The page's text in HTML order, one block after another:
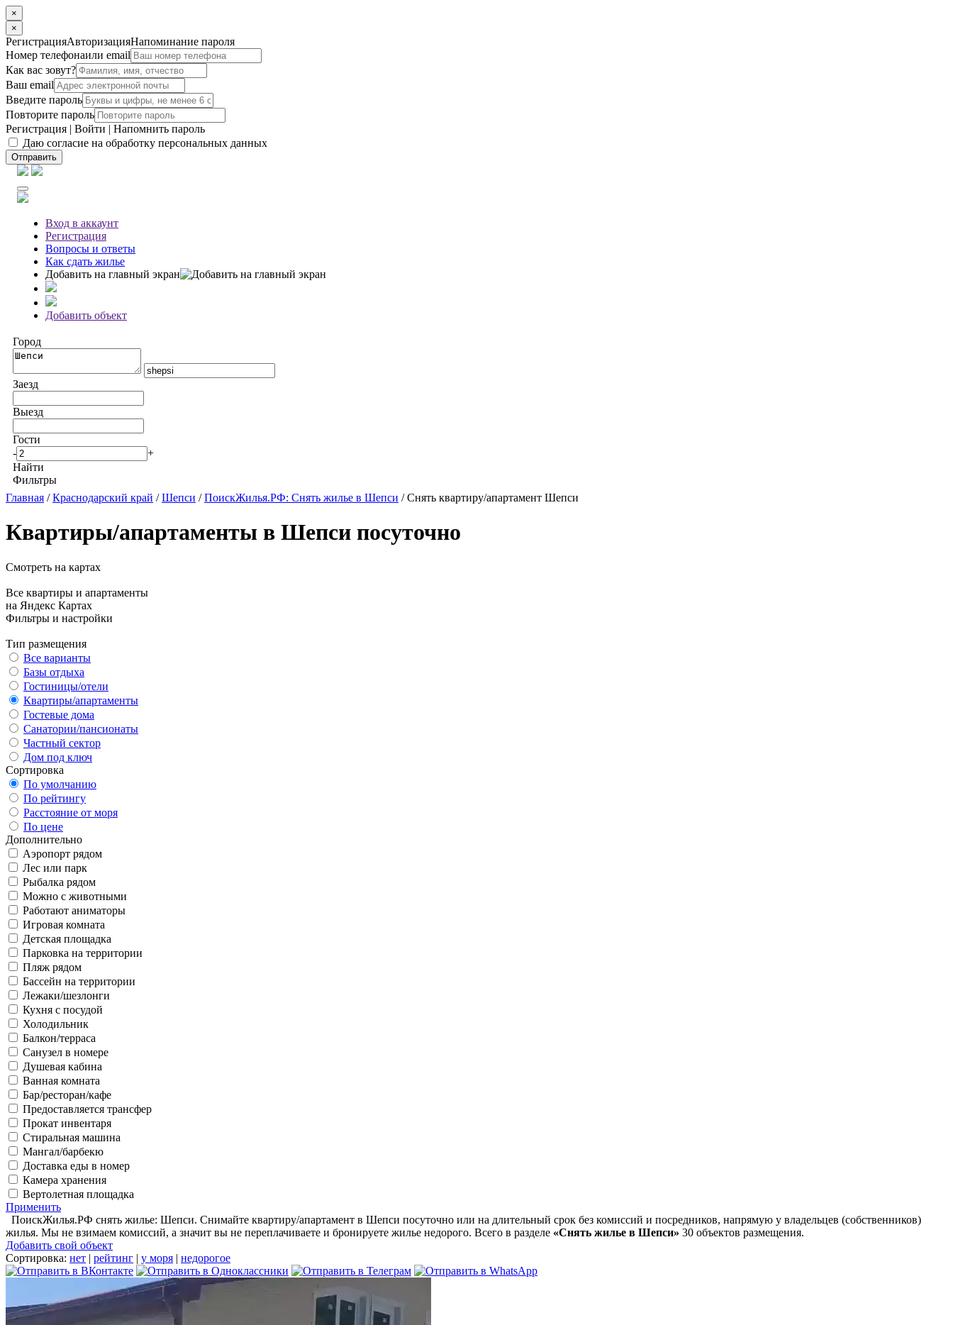
×
×
РегистрацияАвторизацияНапоминание пароля
Номер телефонаили email
Как вас зовут?
Ваш email
Введите пароль
Повторите пароль
Регистрация | Войти | Напомнить пароль
Даю согласие на обработку персональных данных
Отправить
Вход в аккаунт
Регистрация
Вопросы и ответы
Как сдать жилье
Добавить на главный экран
Добавить объект
Город
Заезд
Выезд
Гости
-
+
Найти
Фильтры
Главная /Краснодарский край /Шепси /ПоискЖилья.РФ: Снять жилье в Шепси / Снять квартиру/апартамент Шепси
Квартиры/апартаменты в Шепси посуточно
Смотреть на картах
Все квартиры и апартаменты
на Яндекс Картах
Фильтры и настройки
Тип размещения
Все варианты
Базы отдыха
Гостиницы/отели
Квартиры/апартаменты
Гостевые дома
Санатории/пансионаты
Частный сектор
Дом под ключ
Сортировка
По умолчанию
По рейтингу
Расстояние от моря
По цене
Дополнительно
Аэропорт рядом
Лес или парк
Рыбалка рядом
Можно с животными
Работают аниматоры
Игровая комната
Детская площадка
Парковка на территории
Пляж рядом
Бассейн на территории
Лежаки/шезлонги
Кухня с посудой
Холодильник
Балкон/терраса
Санузел в номере
Душевая кабина
Ванная комната
Бар/ресторан/кафе
Предоставляется трансфер
Прокат инвентаря
Стиральная машина
Мангал/барбекю
Доставка еды в номер
Камера хранения
Вертолетная площадка
Применить
ПоискЖилья.РФ снять жилье: Шепси. Снимайте квартиру/апартамент в Шепси посуточно или на длительный срок без комиссий и посредников, напрямую у владельцев (собственников)
жилья. Мы не взимаем комиссий, а значит вы не переплачиваете и бронируете жилье недорого. Всего в разделе «Снять жилье в Шепси» 30 объектов размещения.
Добавить свой объект
Сортировка: нет | рейтинг | у моря | недорогое